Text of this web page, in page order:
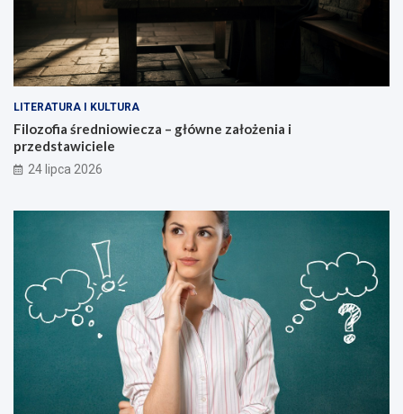
LITERATURA I KULTURA
Filozofia średniowiecza – główne założenia i
przedstawiciele
24 lipca 2026